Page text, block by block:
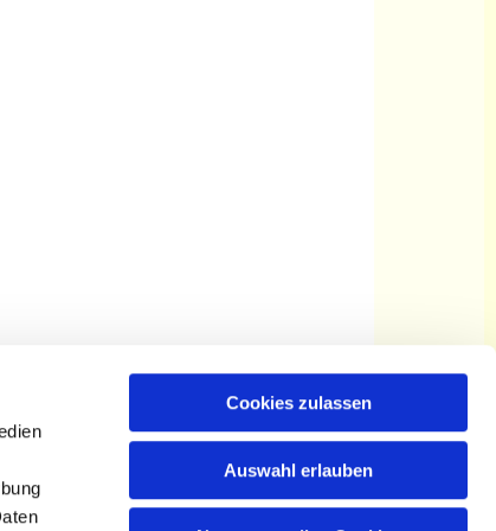
Cookies zulassen
Auswahl erlauben